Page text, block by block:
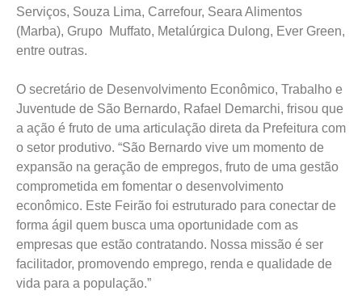
Serviços, Souza Lima, Carrefour, Seara Alimentos
(Marba), Grupo Muffato, Metalúrgica Dulong, Ever Green,
entre outras.
O secretário de Desenvolvimento Econômico, Trabalho e
Juventude de São Bernardo, Rafael Demarchi, frisou que
a ação é fruto de uma articulação direta da Prefeitura com
o setor produtivo. “São Bernardo vive um momento de
expansão na geração de empregos, fruto de uma gestão
comprometida em fomentar o desenvolvimento
econômico. Este Feirão foi estruturado para conectar de
forma ágil quem busca uma oportunidade com as
empresas que estão contratando. Nossa missão é ser
facilitador, promovendo emprego, renda e qualidade de
vida para a população.”